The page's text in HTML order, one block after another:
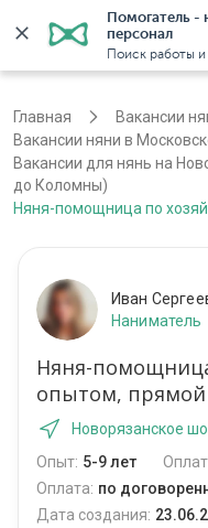
Помогатель -
персонал
Поиск работы
Главная
Вакансии
Вакансии няни в
Вакансии для нянь на
до Коломны)
Няня-помощница по
Иван
Наниматель
Няня-
опытом, прямой
Новорязанское
Опыт: 5-9 лет
Оплата: по
Дата создания: